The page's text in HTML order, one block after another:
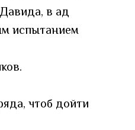
в ад
испытанием
чтоб дойти